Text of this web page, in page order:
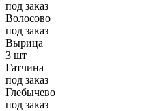
под заказ
Волосово
под заказ
Вырица
3 шт
Гатчина
под заказ
Глебычево
под заказ